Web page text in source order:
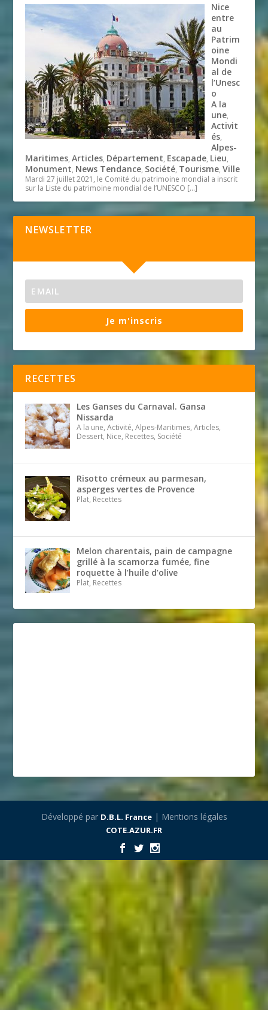
Nice
entre
au
Patrim
oine
Mondi
al de
l’Unesc
o
A la
une,
Activit
és,
Alpes-
Maritimes,Articles, Département, Escapade, Lieu,
Monument, News Tendance, Société, Tourisme,Ville
Mardi 27 juillet 2021, le Comité du patrimoine mondial a inscrit
sur la Liste du patrimoine mondial de l’UNESCO […]
NEWSLETTER
Je m'inscris
RECETTES
Les Ganses du Carnaval. Gansa
Nissarda
A la une, Activité, Alpes-Maritimes, Articles,
Dessert, Nice, Recettes, Société
Risotto crémeux au parmesan,
asperges vertes de Provence
Plat, Recettes
Melon charentais, pain de campagne
grillé à la scamorza fumée, fine
roquette à l’huile d’olive
Plat, Recettes
Développé par D.B.L. France| Mentions légales
COTE.AZUR.FR